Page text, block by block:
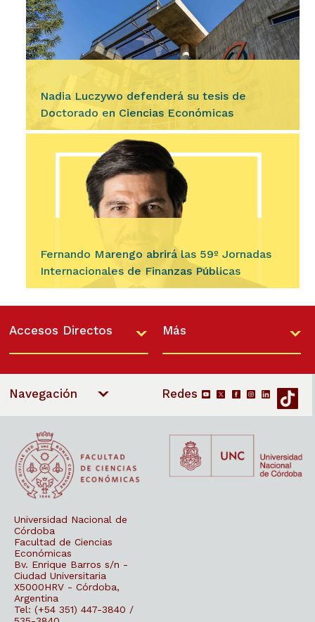
La Secretaría de Ciencia y Tecnología (Secyt)
de la Universidad Nacional de Córdoba (UNC)
informa que hasta el 20 de agosto a las 13, se
encuentra abierto…
Nadia Luczywo defenderá su tesis de
Doctorado en Ciencias Económicas
La Escuela de Graduados de nuestra Facultad
invita a la comunidad académica a la defensa
de tesis de la Mgter. Nadia Ayelén Luczywo
para obtener el título…
Ingresar
Fernando Marengo abrirá las 59º Jornadas
Internacionales de Finanzas Públicas
Entre los días 23 y 25 de septiembre de 2026,
nuestra Facultad llevará a cabo las 59º
Jornadas Internacionales de Finanzas Públicas
Ingresar
Accesos Directos Más
Navegación
Universidad Nacional de
Córdoba
Facultad de Ciencias
Económicas
Bv. Enrique Barros s/n -
Ciudad Universitaria
X5000HRV - Córdoba,
Argentina
Tel: (+54 351) 447-3840 /